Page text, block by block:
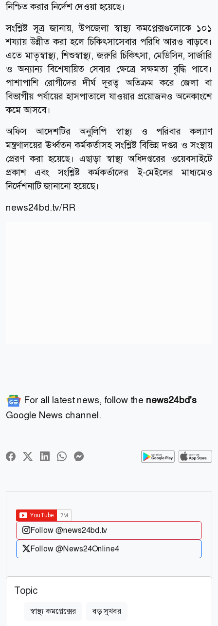
নিশ্চিত করার নির্দেশ দেওয়া হয়েছে।
সংশ্লিষ্ট সূত্র জানায়, উপজেলা স্বাস্থ্য কমপ্লেক্সগুলোকে ১০১
শয্যায় উন্নীত করা হলে চিকিৎসাসেবার পরিধি আরও বাড়বে।
এতে মাতৃস্বাস্থ্য, শিশুস্বাস্থ্য, জরুরি চিকিৎসা, মেডিসিন, সার্জারি
ও অন্যান্য বিশেষায়িত সেবার ক্ষেত্রে সক্ষমতা বৃদ্ধি পাবে।
পাশাপাশি রোগীদের দীর্ঘ দূরত্ব অতিক্রম করে জেলা বা
বিভাগীয় পর্যায়ের হাসপাতালে যাওয়ার প্রয়োজনও অনেকাংশে
কমে আসবে।
অফিস আদেশটির অনুলিপি স্বাস্থ্য ও পরিবার কল্যাণ
মন্ত্রণালয়ের ঊর্ধ্বতন কর্মকর্তাসহ সংশ্লিষ্ট বিভিন্ন দপ্তর ও সংস্থায়
প্রেরণ করা হয়েছে। এছাড়া স্বাস্থ্য অধিদপ্তরের ওয়েবসাইটে
প্রকাশ এবং সংশ্লিষ্ট কর্মকর্তাদের ই-মেইলের মাধ্যমেও
নির্দেশনাটি জানানো হয়েছে।
news24bd.tv/RR
For all latest news, follow the news24bd's
Google News channel.
Follow @news24bd.tv
Follow @News24Online4
Topic
স্বাস্থ্য কমপ্লেক্সের বড় সুখবর